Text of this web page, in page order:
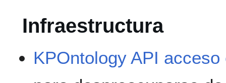
Infraestructura
KPOntology API